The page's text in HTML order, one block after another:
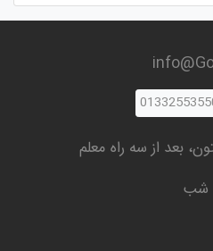
بعد از سه راه معلم